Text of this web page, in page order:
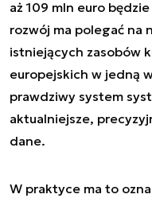
aż 109 mln euro
rozwój ma polegać na
istniejących zasobów
europejskich w jedną
prawdziwy system
aktualniejsze,
dane.
W praktyce ma to